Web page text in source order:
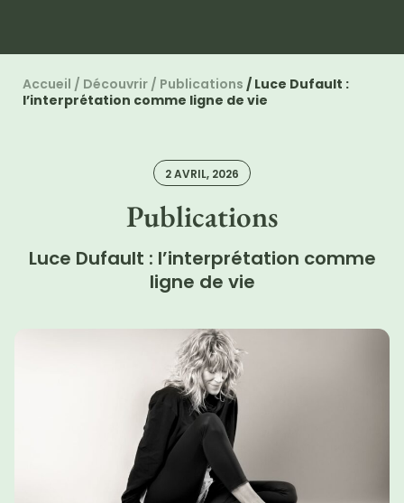
Accueil / Découvrir/ Publications / Luce Dufault :
l’interprétation comme ligne de vie
2 AVRIL, 2026
Publications
Luce Dufault : l’interprétation comme
ligne de vie